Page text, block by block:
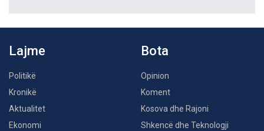
Lajme
Politikë
Kronikë
Aktualitet
Ekonomi
Bota
Opinion
Koment
Kosova dhe Rajoni
Shkencë dhe Teknologji